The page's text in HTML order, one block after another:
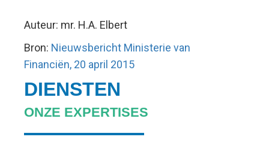
Auteur: mr. H.A. Elbert
Bron: Nieuwsbericht Ministerie van
Financiën, 20 april 2015
DIENSTEN
ONZE EXPERTISES